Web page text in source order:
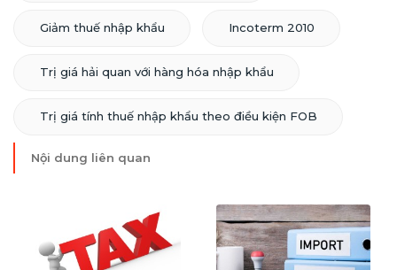
Giảm thuế nhập khẩu Incoterm 2010
Trị giá hải quan với hàng hóa nhập khẩu
Trị giá tính thuế nhập khẩu theo điều kiện FOB
Nội dung liên quan